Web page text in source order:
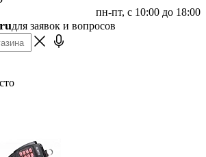
пн-пт, с 10:00 до 18:00
для заявок и вопросов